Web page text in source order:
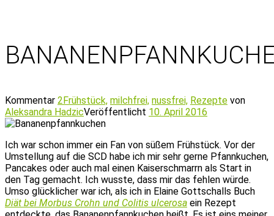
Kommentar 2Frühstück, milchfrei, nussfrei, Rezepte von
Aleksandra HadzicVeröffentlicht 10. April 2016
Ich war schon immer ein Fan von süßem Frühstück. Vor der
Umstellung auf die SCD habe ich mir sehr gerne Pfannkuchen,
Pancakes oder auch mal einen Kaiserschmarrn als Start in
den Tag gemacht. Ich wusste, dass mir das fehlen würde.
Umso glücklicher war ich, als ich in Elaine Gottschalls Buch
Diät bei Morbus Crohn und Colitis ulcerosa ein Rezept